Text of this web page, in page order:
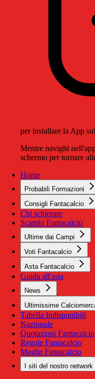
per installare la App
Mentre navighi
schermo per tornare
Home
Probabili Formazioni
Consigli Fantacalcio
Chi schierare
Scambi Fantacalcio
Ultime dai Campi
Voti Fantacalcio
Asta Fantacalcio
Guida all'asta
News
Ultimissime
Tabella Indisponibili
Nazionale
Quotazioni Fantacalcio
Regole Fantacalcio
Maglie Fantacalcio
I siti del nostro network